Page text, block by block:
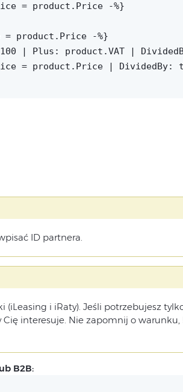
= product.Price -%}
product.Price -%}
| Plus: product.VAT |
= product.Price | DividedBy:
ID partnera.
(iLeasing i iRaty). Jeśli potrzebujesz
interesuje. Nie zapomnij o
B2B: